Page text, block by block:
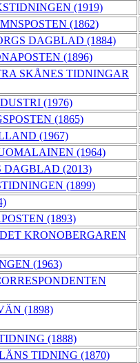
(1919)
(1862)
DAGBLAD (1884)
(1896)
SKÅNES TIDNINGAR
(1976)
(1865)
(1967)
(1964)
DAGBLAD (2013)
(1899)
(1893)
KRONOBERGAREN
(1963)
(1898)
(1888)
TIDNING (1870)